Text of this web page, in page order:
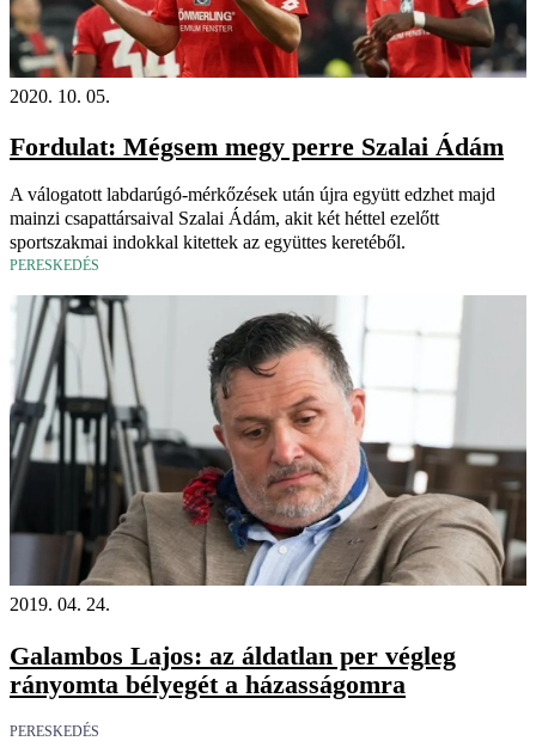
2020. 10. 05.
Fordulat: Mégsem megy perre Szalai Ádám
A válogatott labdarúgó-mérkőzések után újra együtt edzhet majd
mainzi csapattársaival Szalai Ádám, akit két héttel ezelőtt
sportszakmai indokkal kitettek az együttes keretéből.
PERESKEDÉS
2019. 04. 24.
Galambos Lajos: az áldatlan per végleg
rányomta bélyegét a házasságomra
PERESKEDÉS